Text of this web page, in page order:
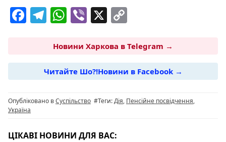
F
e
b
o
o
k
T
e
g
ra
m
W
at
s
A
p
Vi
er
X
p
y
Li
n
Новини Харкова в Telegram →
Читайте Шо?!Новини в Facebook →
Опубліковано вСуспільство #Теги:Дія, Пенсійне посвідчення,
Україна
ЦІКАВІ НОВИНИ ДЛЯ ВАС: